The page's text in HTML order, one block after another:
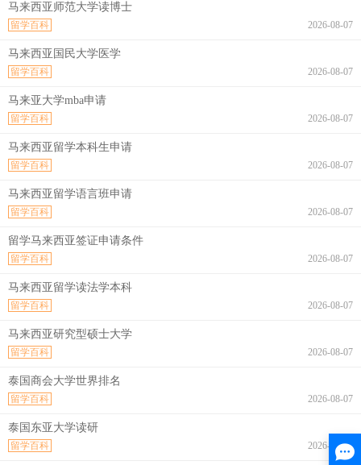
马来西亚师范大学读博士
2026-08-07
留学百科
马来西亚国民大学医学
2026-08-07
留学百科
马来亚大学mba申请
2026-08-07
留学百科
马来西亚留学本科生申请
2026-08-07
留学百科
马来西亚留学语言班申请
2026-08-07
留学百科
留学马来西亚签证申请条件
2026-08-07
留学百科
马来西亚留学读法学本科
2026-08-07
留学百科
马来西亚研究型硕士大学
2026-08-07
留学百科
泰国商会大学世界排名
2026-08-07
留学百科
泰国东亚大学读研
2026-08-07
留学百科